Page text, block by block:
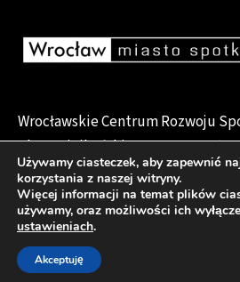
Wrocławskie Centrum Rozwoju
pl. Dominikański 6, 50-159 Wrocław
Deklaracja dostępności
Używamy ciasteczek, aby zapewnić
korzystania z naszej witryny.
Więcej informacji na temat plików
używamy, oraz możliwości ich
ustawieniach.
Akceptuję